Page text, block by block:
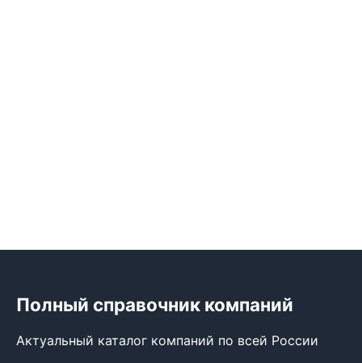
Полный справочник компаний
Актуальный каталог компаний по всей России